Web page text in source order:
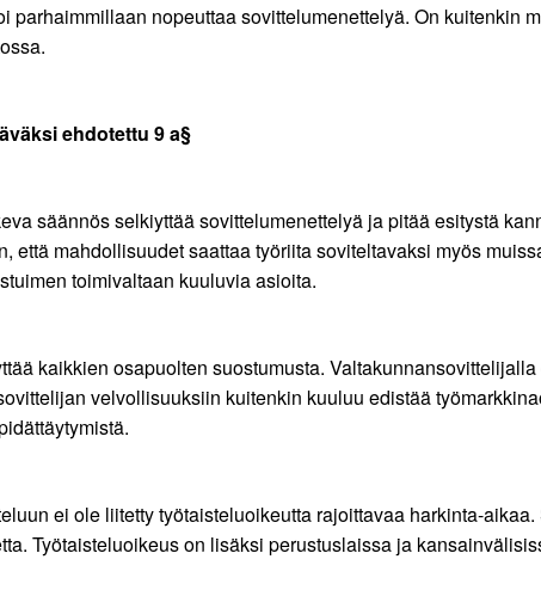
parhaimmillaan nopeuttaa sovittelumenettelyä. On kuitenkin
ehdotettu 9 a§
säännös selkiyttää sovittelumenettelyä ja pitää esitystä
että mahdollisuudet saattaa työriita soviteltavaksi myös
toimivaltaan kuuluvia asioita.
kaikkien osapuolten suostumusta.
velvollisuuksiin kuitenkin kuuluu edistää
ei ole liitetty työtaisteluoikeutta rajoittavaa harkinta-
Työtaisteluoikeus on lisäksi perustuslaissa ja